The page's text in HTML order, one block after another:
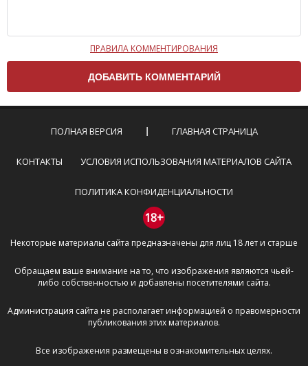
Чтобы ваш комментарий был опубликован на сайте,
вам нужно придерживаться следующих правил:
Комментарий не может быть слишком
эмоциональных высказываний.
Не стоит отклоняться от предмета обсуждения.
Пожалуйста, не используйте в комментарие
призывы к насилию и высказывания,
направленные на разжигание расовой,
межнациональной и религиозной розни —
пожалейте наших модераторов, они кстати
очень славные ребята, поверьте.
буквами.
Не копируйте рецензии с других сайтов, нам
важно именно ваше мнение.
Не размещайте рекламу!
И запаситесь терпением, все комментарии
ПРАВИЛА КОММЕНТИРОВАНИЯ
ПОЛНАЯ ВЕРСИЯ ГЛАВНАЯ СТРАНИЦА
КОНТАКТЫ УСЛОВИЯ ИСПОЛЬЗОВАНИЯ МАТЕРИАЛОВ САЙТА
ПОЛИТИКА КОНФИДЕНЦИАЛЬНОСТИ
18+
Некоторые материалы сайта предназначены для лиц 18 лет и старше
Обращаем ваше внимание на то, что изображения являются чьей-
либо собственностью и добавлены посетителями сайта.
Администрация сайта не располагает информацией о правомерности
публикования этих материалов.
Все изображения размещены в ознакомительных целях.